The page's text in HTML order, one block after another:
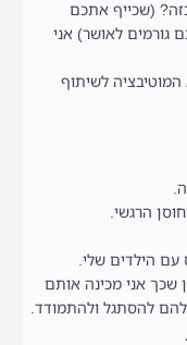
(שכייף אתכם
גורמים לאושר) אני
לשיתוף
הרגשי.
עם הילדים שלי.
שכך אני מכינה אותם
להם להסתגל ולהתמודד.